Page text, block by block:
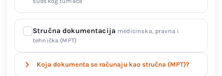
Stručna dokumentacija medicinska, pravna i
tehnička (MPT)
Koja dokumenta se računaju kao stručna (MPT)?